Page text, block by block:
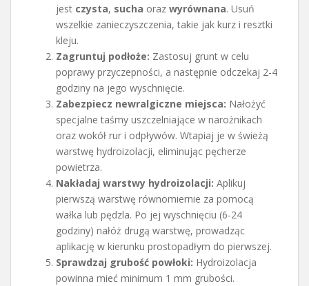
jest czysta, sucha oraz wyrównana. Usuń
wszelkie zanieczyszczenia, takie jak kurz i resztki
kleju.
Zagruntuj podłoże: Zastosuj grunt w celu
poprawy przyczepności, a następnie odczekaj 2-4
godziny na jego wyschnięcie.
Zabezpiecz newralgiczne miejsca: Nałożyć
specjalne taśmy uszczelniające w narożnikach
oraz wokół rur i odpływów. Wtapiaj je w świeżą
warstwę hydroizolacji, eliminując pęcherze
powietrza.
Nakładaj warstwy hydroizolacji: Aplikuj
pierwszą warstwę równomiernie za pomocą
wałka lub pędzla. Po jej wyschnięciu (6-24
godziny) nałóż drugą warstwę, prowadząc
aplikację w kierunku prostopadłym do pierwszej.
Sprawdzaj grubość powłoki: Hydroizolacja
powinna mieć minimum 1 mm grubości.